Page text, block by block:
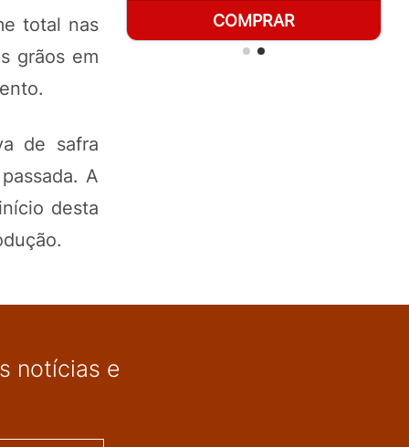
total nas
grãos em
de safra
A
desta
COMPRAR
notícias e